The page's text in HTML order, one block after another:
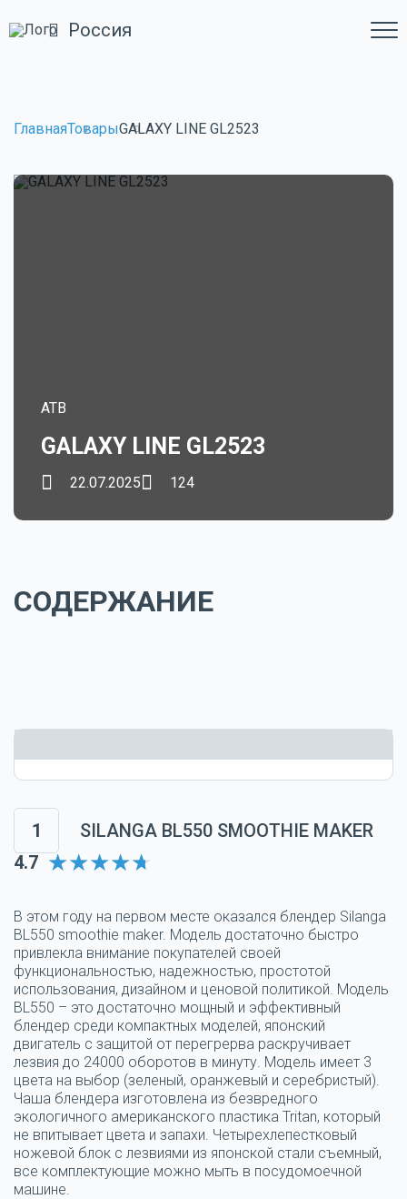
Россия
ГлавнаяТоварыGALAXY LINE GL2523
ATB
GALAXY LINE GL2523
22.07.2025 124
СОДЕРЖАНИЕ
1
SILANGA BL550 SMOOTHIE MAKER
4.7
В этом году на первом месте оказался блендер Silanga
BL550 smoothie maker. Модель достаточно быстро
привлекла внимание покупателей своей
функциональностью, надежностью, простотой
использования, дизайном и ценовой политикой. Модель
BL550 – это достаточно мощный и эффективный
блендер среди компактных моделей, японский
двигатель с защитой от перегрерва раскручивает
лезвия до 24000 оборотов в минуту. Модель имеет 3
цвета на выбор (зеленый, оранжевый и серебристый).
Чаша блендера изготовлена из безвредного
экологичного американского пластика Tritan, который
не впитывает цвета и запахи. Четырехлепестковый
ножевой блок с лезвиями из японской стали съемный,
все комплектующие можно мыть в посудомоечной
машине.